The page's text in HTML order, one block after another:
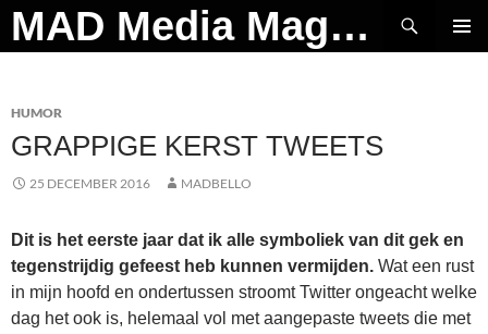
Ga
naar
MAD Media Magazine
Zoeken
HUMOR
GRAPPIGE KERST TWEETS
25 DECEMBER 2016 MADBELLO
Dit is het eerste jaar dat ik alle symboliek van dit gek en
tegenstrijdig gefeest heb kunnen vermijden. Wat een rust
in mijn hoofd en ondertussen stroomt Twitter ongeacht welke
dag het ook is, helemaal vol met aangepaste tweets die met